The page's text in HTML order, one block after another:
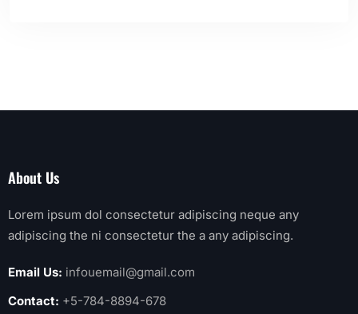
About Us
Lorem ipsum dol consectetur adipiscing neque any
adipiscing the ni consectetur the a any adipiscing.
Email Us: infouemail@gmail.com
Contact: +5-784-8894-678